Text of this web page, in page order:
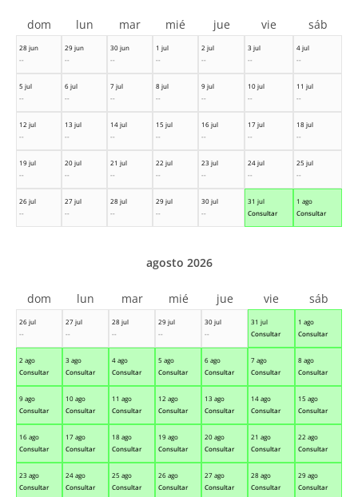
28 jun
--
29 jun
--
30 jun
--
1 jul
--
2 jul
--
3 jul
--
4 jul
--
5 jul
--
6 jul
--
7 jul
--
8 jul
--
9 jul
--
10 jul
--
11 jul
--
12 jul
--
13 jul
--
14 jul
--
15 jul
--
16 jul
--
17 jul
--
18 jul
--
19 jul
--
20 jul
--
21 jul
--
22 jul
--
23 jul
--
24 jul
--
25 jul
--
26 jul
--
27 jul
--
28 jul
--
29 jul
--
30 jul
--
31 jul
Consultar
1 ago
Consultar
dom lun mar mié jue vie sáb
26 jul
--
27 jul
--
28 jul
--
29 jul
--
30 jul
--
31 jul
Consultar
1 ago
Consultar
2 ago
Consultar
3 ago
Consultar
4 ago
Consultar
5 ago
Consultar
6 ago
Consultar
7 ago
Consultar
8 ago
Consultar
9 ago
Consultar
10 ago
Consultar
11 ago
Consultar
12 ago
Consultar
13 ago
Consultar
14 ago
Consultar
15 ago
Consultar
16 ago
Consultar
17 ago
Consultar
18 ago
Consultar
19 ago
Consultar
20 ago
Consultar
21 ago
Consultar
22 ago
Consultar
23 ago
Consultar
24 ago
Consultar
25 ago
Consultar
26 ago
Consultar
27 ago
Consultar
28 ago
Consultar
29 ago
Consultar
agosto 2026
dom lun mar mié jue vie sáb